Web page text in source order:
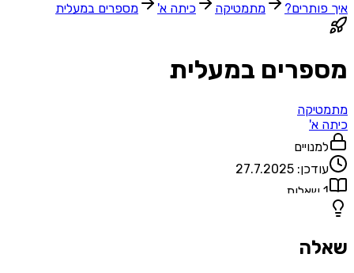
איך פותרים?
מתמטיקה כיתה א' מספרים במעלית
מספרים במעלית
מתמטיקה
כיתה א'
למנויים
עודכן: 27.7.2025
1 שאלות
שאלה